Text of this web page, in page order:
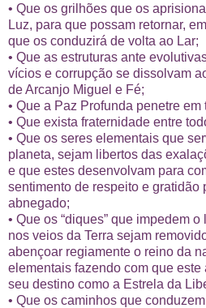
• Que os grilhões que os
Luz, para que possam retornar,
que os conduzirá de volta ao Lar;
• Que as estruturas ante
vícios e corrupção se dissolvam
de Arcanjo Miguel e Fé;
• Que a Paz Profunda penetre
• Que exista fraternidade entre
• Que os seres elementais que
planeta, sejam libertos das
e que estes desenvolvam para
sentimento de respeito e gratidão
abnegado;
• Que os “diques” que impedem
nos veios da Terra sejam
abençoar regiamente o reino da
elementais fazendo com que
seu destino como a Estrela da
• Que os caminhos que